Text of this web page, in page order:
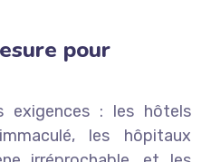
pour
exigences : les hôtels
les hôpitaux